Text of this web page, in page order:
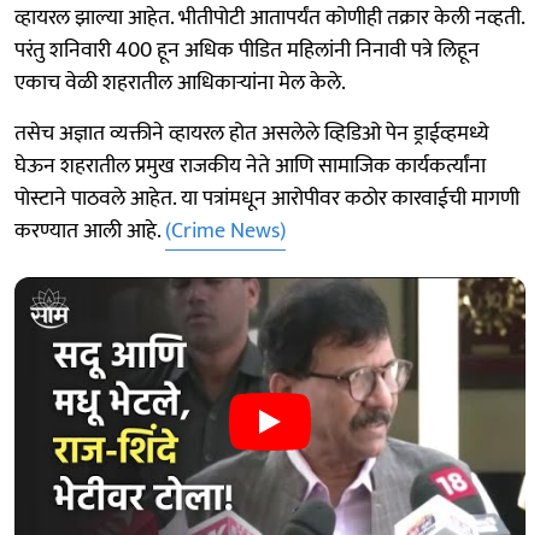
व्हायरल झाल्या आहेत. भीतीपोटी आतापर्यंत कोणीही तक्रार केली नव्हती.
परंतु शनिवारी 400 हून अधिक पीडित महिलांनी निनावी पत्रे लिहून
एकाच वेळी शहरातील आधिकाऱ्यांना मेल केले.
तसेच अज्ञात व्यक्तीने व्हायरल होत असलेले व्हिडिओ पेन ड्राईव्हमध्ये
घेऊन शहरातील प्रमुख राजकीय नेते आणि सामाजिक कार्यकर्त्यांना
पोस्टाने पाठवले आहेत. या पत्रांमधून आरोपीवर कठोर कारवाईची मागणी
करण्यात आली आहे.(Crime News)